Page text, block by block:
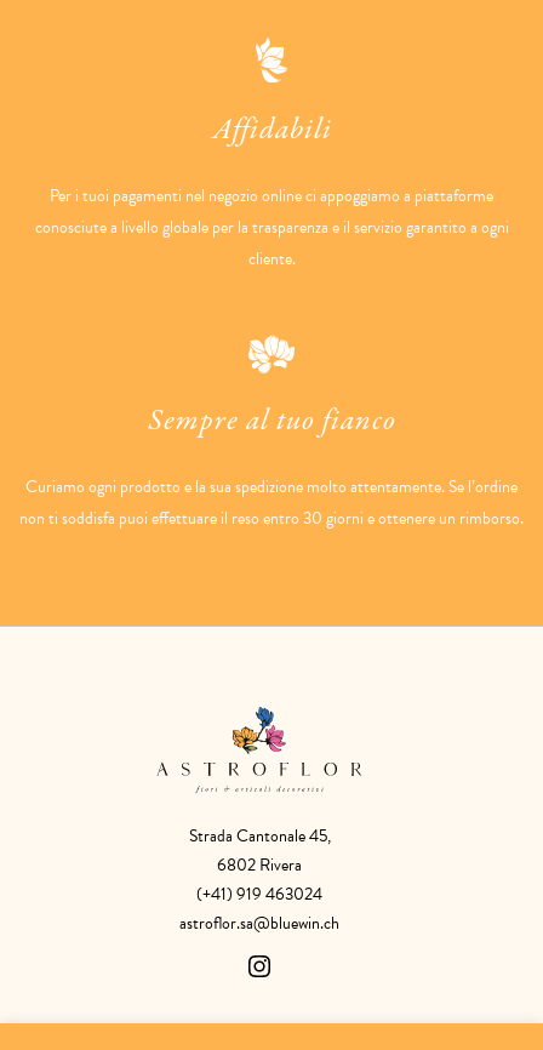
Affidabili
Per i tuoi pagamenti nel negozio online ci appoggiamo a piattaforme
conosciute a livello globale per la trasparenza e il servizio garantito a ogni
cliente.
Sempre al tuo fianco
Curiamo ogni prodotto e la sua spedizione molto attentamente. Se l’ordine
non ti soddisfa puoi effettuare il reso entro 30 giorni e ottenere un rimborso.
Strada Cantonale 45,
6802 Rivera
(+41) 919 463024
astroflor.sa@bluewin.ch